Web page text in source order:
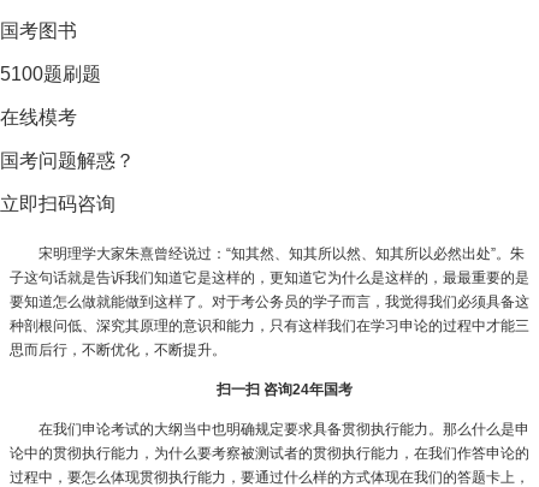
国考图书
5100题刷题
在线模考
国考问题解惑？
立即扫码咨询
宋明理学大家朱熹曾经说过：“知其然、知其所以然、知其所以必然出处”。朱
子这句话就是告诉我们知道它是这样的，更知道它为什么是这样的，最最重要的是
要知道怎么做就能做到这样了。对于考公务员的学子而言，我觉得我们必须具备这
种剖根问低、深究其原理的意识和能力，只有这样我们在学习申论的过程中才能三
思而后行，不断优化，不断提升。
扫一扫 咨询24年国考
在我们申论考试的大纲当中也明确规定要求具备贯彻执行能力。那么什么是申
论中的贯彻执行能力，为什么要考察被测试者的贯彻执行能力，在我们作答申论的
过程中，要怎么体现贯彻执行能力，要通过什么样的方式体现在我们的答题卡上，